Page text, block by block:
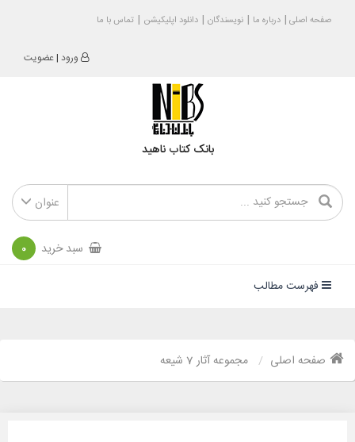
صفحه اصلی درباره ما نویسندگان دانلود اپلیکیشن تماس با ما
ورود |عضویت
بانک کتاب ناهید
عنوان
سبد خرید 0
فهرست مطالب
صفحه اصلی مجموعه آثار 7 شیعه